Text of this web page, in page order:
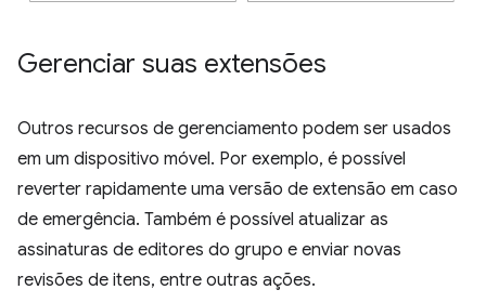
Gerenciar suas extensões
Outros recursos de gerenciamento podem ser usados
em um dispositivo móvel. Por exemplo, é possível
reverter rapidamente uma versão de extensão em caso
de emergência. Também é possível atualizar as
assinaturas de editores do grupo e enviar novas
revisões de itens, entre outras ações.